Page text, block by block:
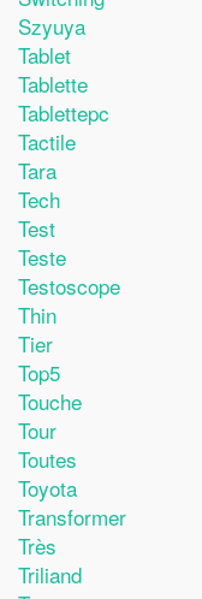
Szyuya
Tablet
Tablette
Tablettepc
Tactile
Tara
Tech
Test
Teste
Testoscope
Thin
Tier
Top5
Touche
Tour
Toutes
Toyota
Transformer
Très
Triliand